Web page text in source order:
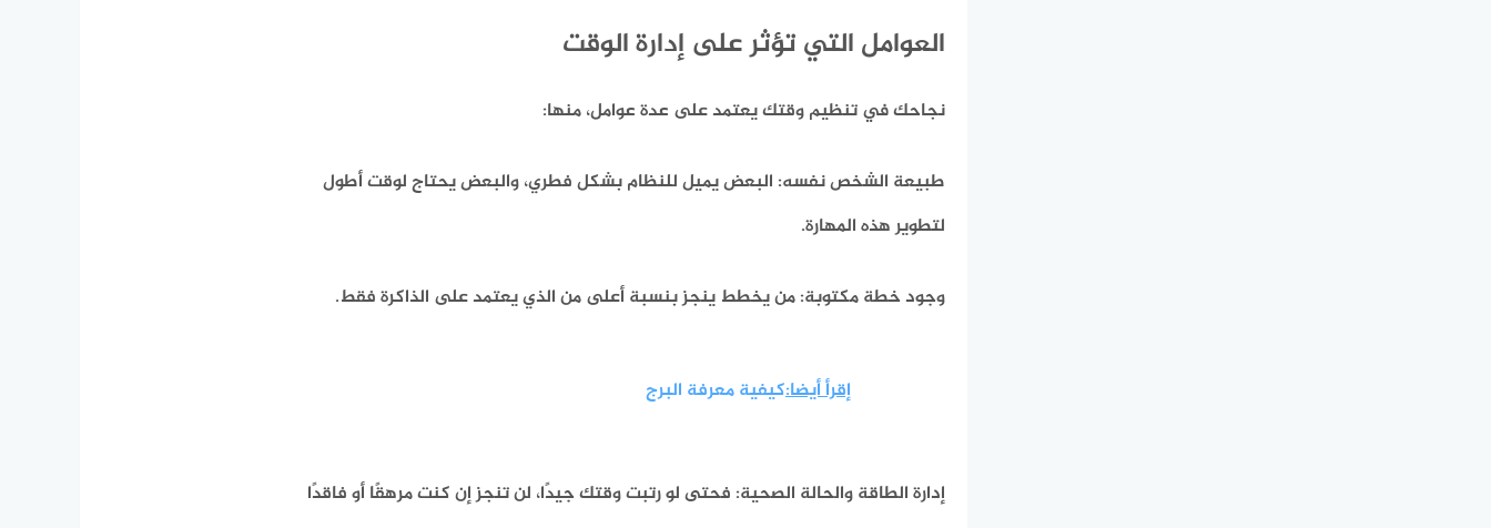
العوامل التي تؤثر على إدارة الوقت
نجاحك في تنظيم وقتك يعتمد على عدة عوامل،منها:
طبيعة الشخص نفسه: البعض يميل للنظام بشكل فطري، والبعض يحتاج لوقت أطول
لتطوير هذه المهارة.
وجود خطة مكتوبة:من يخطط ينجز بنسبة أعلى من الذي يعتمد على الذاكرة فقط.
إقرأ أيضا:كيفية معرفة البرج
إدارة الطاقة والحالة الصحية: فحتى لو رتبت وقتك جيدًا، لن تنجز إن كنت مرهقًا أو فاقدًا